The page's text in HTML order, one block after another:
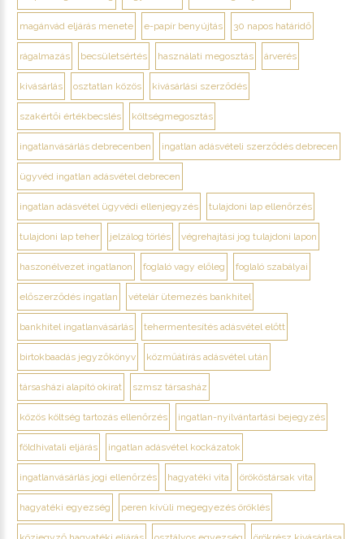
magánvád eljárás menete e-papír benyújtás 30 napos határidő
rágalmazás becsületsértés használati megosztás árverés
kivásárlás osztatlan közös kivásárlási szerződés
szakértői értékbecslés költségmegosztás
ingatlanvásárlás debrecenben ingatlan adásvételi szerződés debrecen
ügyvéd ingatlan adásvétel debrecen
ingatlan adásvétel ügyvédi ellenjegyzés tulajdoni lap ellenőrzés
tulajdoni lap teher jelzálog törlés végrehajtási jog tulajdoni lapon
haszonélvezet ingatlanon foglaló vagy előleg foglaló szabályai
előszerződés ingatlan vételár ütemezés bankhitel
bankhitel ingatlanvásárlás tehermentesítés adásvétel előtt
birtokbaadás jegyzőkönyv közműátírás adásvétel után
társasházi alapító okirat szmsz társasház
közös költség tartozás ellenőrzés ingatlan-nyilvántartási bejegyzés
földhivatali eljárás ingatlan adásvétel kockázatok
ingatlanvásárlás jogi ellenőrzés hagyatéki vita örököstársak vita
hagyatéki egyezség peren kívüli megegyezés öröklés